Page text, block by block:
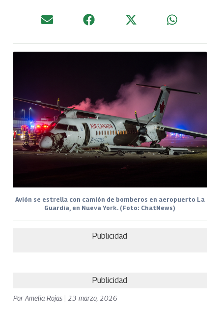
Avión se estrella con camión de bomberos en aeropuerto La
Guardia, en Nueva York. (Foto: ChatNews)
Publicidad
Publicidad
PorAmelia Rojas 23 marzo, 2026